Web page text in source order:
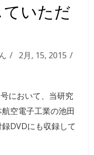
ていただ
2月, 15, 2015
において、当研究
空電子工業の池田
DVDにも収録して